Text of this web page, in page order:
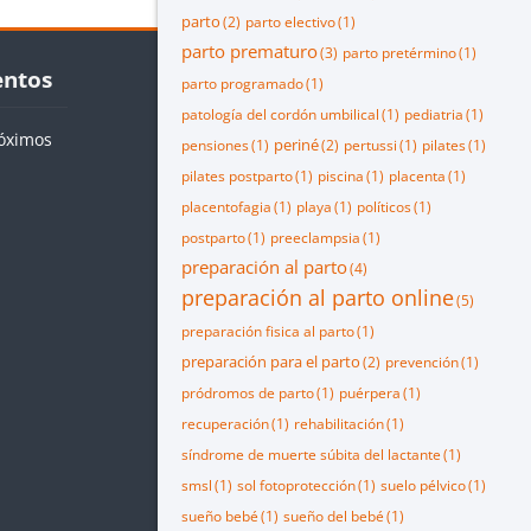
parto(2) parto electivo(1)
parto prematuro(3) parto pretérmino(1)
parto programado(1)
patología del cordón umbilical(1) pediatria(1)
pensiones(1) periné(2) pertussi(1) pilates(1)
pilates postparto(1) piscina(1) placenta(1)
placentofagia(1) playa(1) políticos(1)
postparto(1) preeclampsia(1)
preparación al parto(4)
preparación al parto online(5)
preparación fisica al parto(1)
preparación para el parto(2) prevención(1)
pródromos de parto(1) puérpera(1)
recuperación(1) rehabilitación(1)
síndrome de muerte súbita del lactante(1)
smsl(1) sol fotoprotección(1) suelo pélvico(1)
sueño bebé(1) sueño del bebé(1)